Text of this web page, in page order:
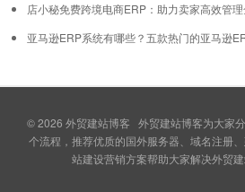
店小秘免费跨境电商ERP：助力卖家高效管
亚马逊ERP系统有哪些？五款热门的亚马逊
© 2026 外贸建站博客 外贸建站博客为大家
个流程，推荐优质的国外服务器、域名注册
站建设营销方案帮助大家解决外贸建